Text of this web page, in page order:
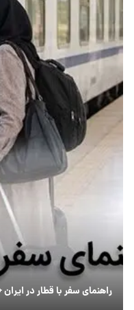
راهنمای سفر با قطار در